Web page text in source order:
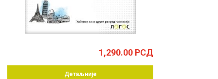
1,290.00 РСД
Детаљније